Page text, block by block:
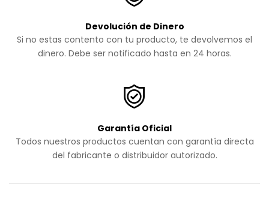
Devolución de Dinero
Si no estas contento con tu producto, te devolvemos el
dinero. Debe ser notificado hasta en 24 horas.
Garantía Oficial
Todos nuestros productos cuentan con garantía directa
del fabricante o distribuidor autorizado.